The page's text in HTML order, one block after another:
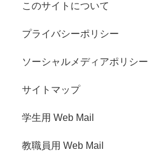
このサイトについて
プライバシーポリシー
ソーシャルメディアポリシー
サイトマップ
学生用 Web Mail
教職員用 Web Mail